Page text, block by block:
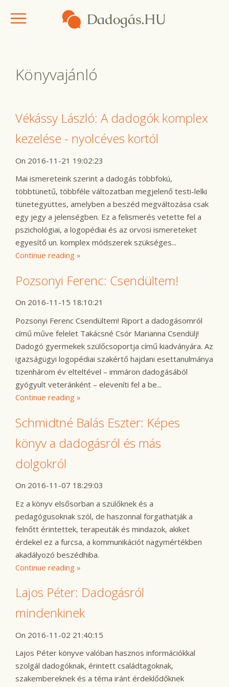
Könyvajánló
Vékássy László: A dadogók komplex
kezelése - nyolcéves kortól
On 2016-11-21 19:02:23
Mai ismereteink szerint a dadogás többfokú,
többtünetű, többféle változatban megjelenő testi-lelki
tünetegyüttes, amelyben a beszéd megváltozása csak
egy jegy a jelenségben. Ez a felismerés vetette fel a
pszichológiai, a logopédiai és az orvosi ismereteket
egyesítő un. komplex módszerek szükséges...
Continue reading »
Pozsonyi Ferenc: Csendültem!
On 2016-11-15 18:10:21
Pozsonyi Ferenc Csendültem! Riport a dadogásomról
című műve felelet Takácsné Csór Marianna Csendülj!
Dadogó gyermekek szülőcsoportja című kiadványára. Az
igazságügyi logopédiai szakértő hajdani esettanulmánya
tizenhárom év elteltével – immáron dadogásából
gyógyult veteránként – eleveníti fel a be...
Continue reading »
Schmidtné Balás Eszter: Képes
könyv a dadogásról és más
dolgokról
On 2016-11-07 18:29:03
Ez a könyv elsősorban a szülőknek és a
pedagógusoknak szól, de haszonnal forgathatják a
felnőtt érintettek, terapeuták és mindazok, akiket
érdekel ez a furcsa, a kommunikációt nagymértékben
akadályozó beszédhiba.
Continue reading »
Lajos Péter: Dadogásról
mindenkinek
On 2016-11-02 21:40:15
Lajos Péter könyve valóban hasznos információkkal
szolgál dadogóknak, érintett családtagoknak,
szakembereknek és a téma iránt érdeklődőknek